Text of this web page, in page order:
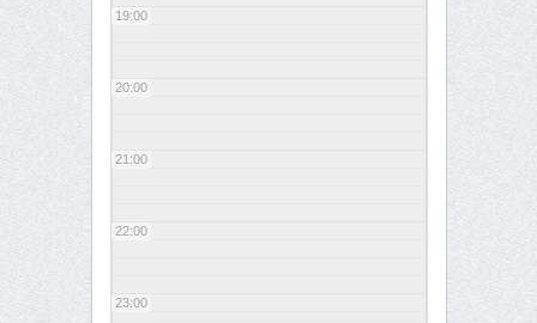
19:00
20:00
21:00
22:00
23:00